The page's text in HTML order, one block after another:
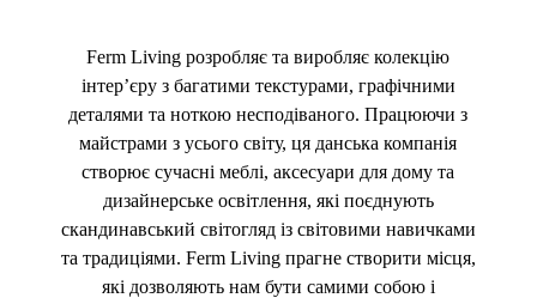
Ferm Living розробляє та виробляє колекцію
інтер’єру з багатими текстурами, графічними
деталями та ноткою несподіваного. Працюючи з
майстрами з усього світу, ця данська компанія
створює сучасні меблі, аксесуари для дому та
дизайнерське освітлення, які поєднують
скандинавський світогляд із світовими навичками
та традиціями. Ferm Living прагне створити місця,
які дозволяють нам бути самими собою і